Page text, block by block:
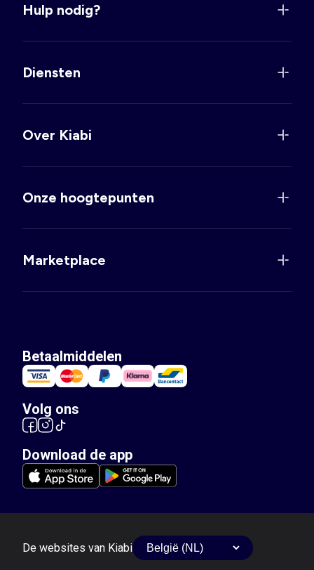
Hulp nodig?
Diensten
Over Kiabi
Onze hoogtepunten
Marketplace
Betaalmiddelen
Volg ons
Download de app
De websites van Kiabi